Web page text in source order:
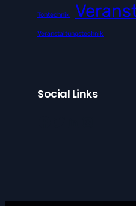
Tontechnik
Veranstaltungstechnik
Social Links